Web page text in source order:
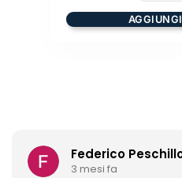
Federico
3 mesi fa